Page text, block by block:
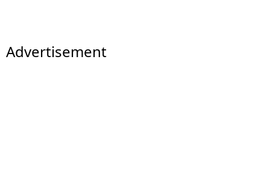
Advertisement